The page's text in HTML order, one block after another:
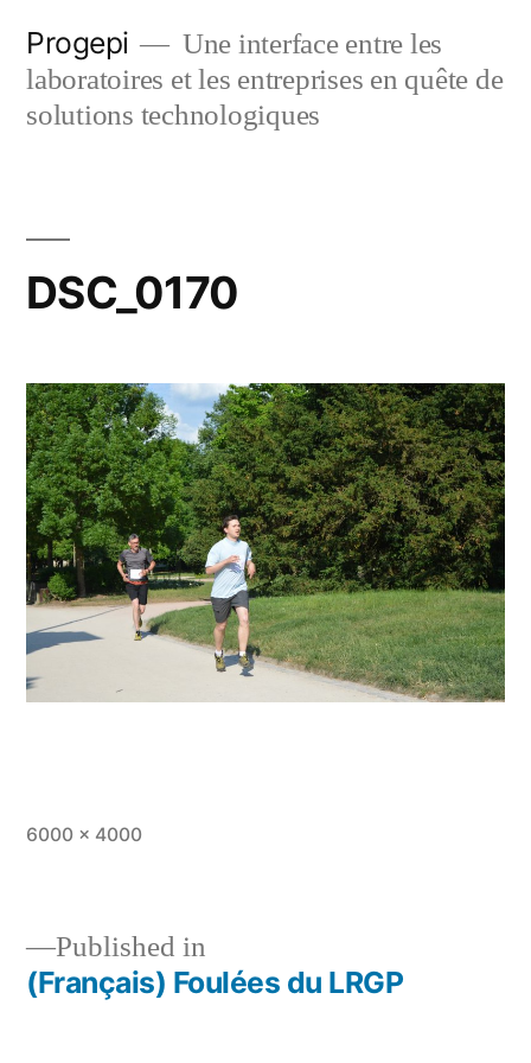
content
Progepi
Une interface entre les
laboratoires et les entreprises en quête de
solutions technologiques
DSC_0170
Full
6000 × 4000
Post
Published in
(Français) Foulées du LRGP